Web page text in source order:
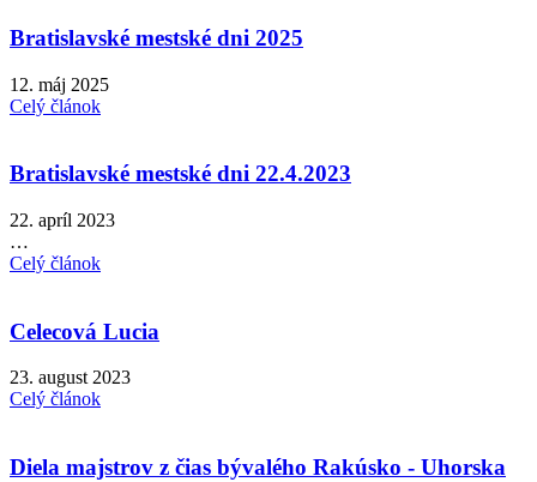
Bratislavské mestské dni 2025
12. máj 2025
Celý článok
Bratislavské mestské dni 22.4.2023
22. apríl 2023
…
Celý článok
Celecová Lucia
23. august 2023
Celý článok
Diela majstrov z čias bývalého Rakúsko - Uhorska